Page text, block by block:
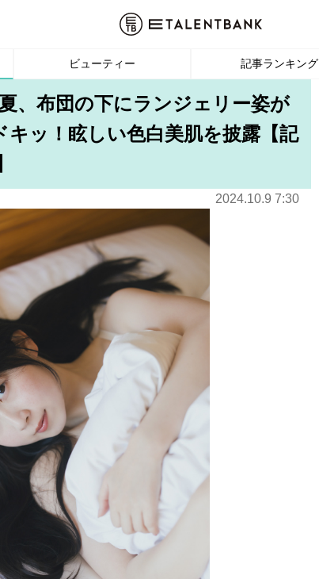
ビューティー 記事ランキング
、布団の下にランジェリー姿が
キッ！眩しい色白美肌を披露【記
2024.10.9 7:30